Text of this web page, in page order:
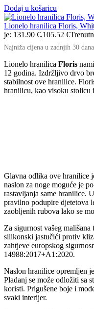
Dodaj u košaricu
Lionelo hranilica Floris,
je: 131.90 €.105.52 €
Najniža cijena u zadnjih 30
Lionelo hranilica Floris
12 godina. Izdržljivo drvo
stabilnost ove hranilice.
hranilicu, kao visoku stolicu
Glavna odlika ove hranilice
naslon za noge moguće je
rastavljanja same hranilice.
pravilno podupire djetetova
zaobljenih rubova lako se
Za sigurnost vašeg
silikonski jastučići protiv
zahtjeve europskog
14988:2017+A1:2020.
Naslon hranilice opremljen
Pladanj se može odložiti sa
koristi. Prigušene boje i
svaki interijer.